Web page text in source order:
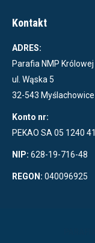
Kontakt
ADRES:
Parafia NMP
ul. Wąska 5
32-543 Myślachowice
Konto nr:
PEKAO SA 05 1240
NIP: 628-19-716-48
REGON: 040096925